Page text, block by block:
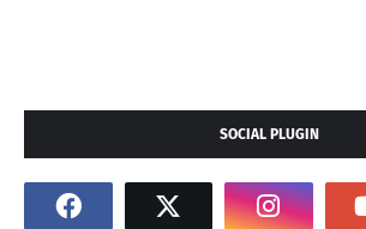
SOCIAL PLUGIN